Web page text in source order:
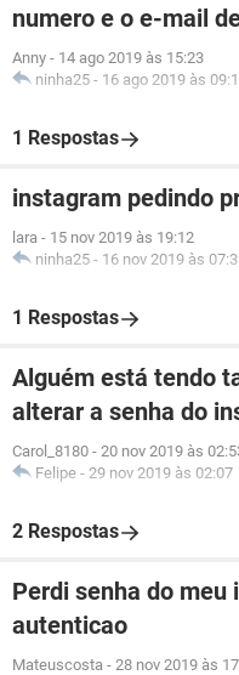
numero e o e-mail
Anny - 14 ago 2019 às 15:23
ninha25 - 16 ago 2019 às
1 Respostas
instagram pedindo
lara - 15 nov 2019 às 19:12
ninha25 - 16 nov 2019 às
1 Respostas
Alguém está tendo
alterar a senha do
Carol_8180 - 20 nov 2019 às
Felipe - 29 nov 2019 às 02:07
2 Respostas
Perdi senha do
autenticao
Mateuscosta - 28 nov 2019 às